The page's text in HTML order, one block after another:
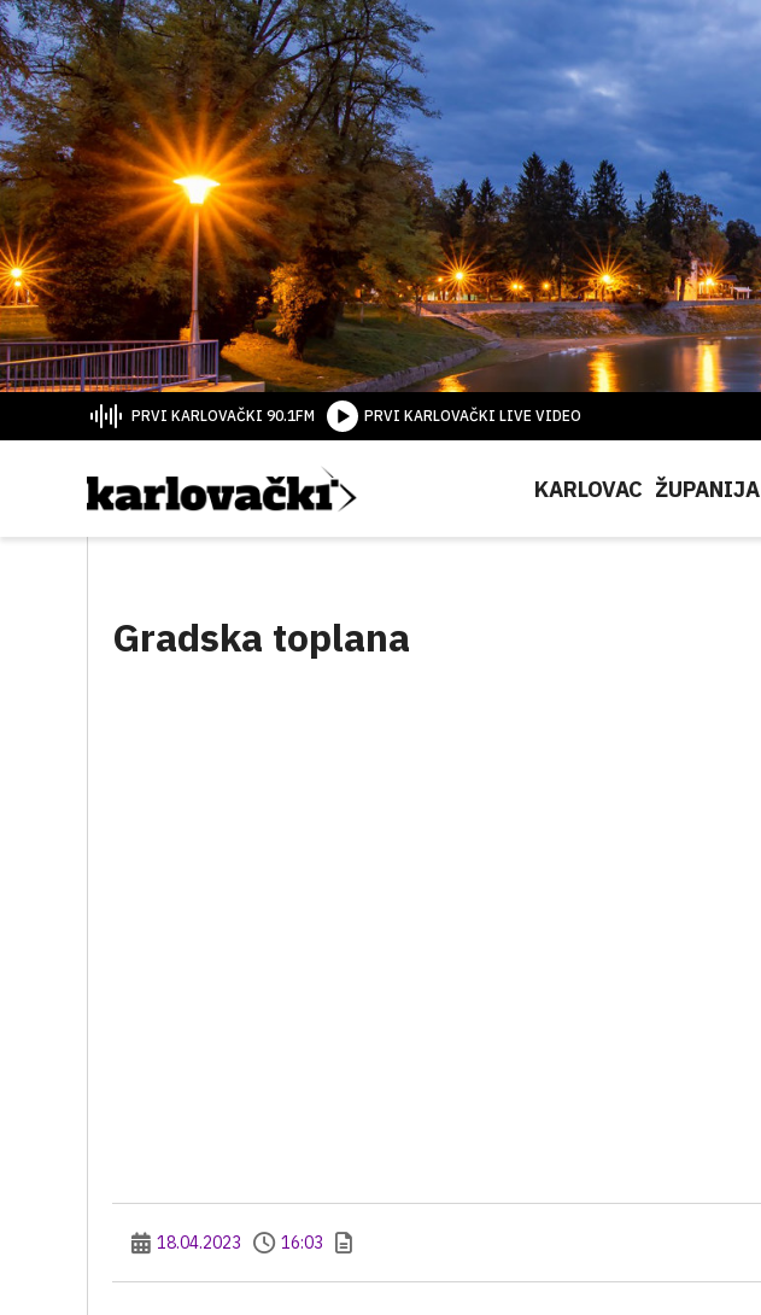
PRVI KARLOVAČKI 90.1FM PRVI KARLOVAČKI LIVE VIDEO
KARLOVAC ŽUPANIJA
Gradska toplana
18.04.2023 16:03